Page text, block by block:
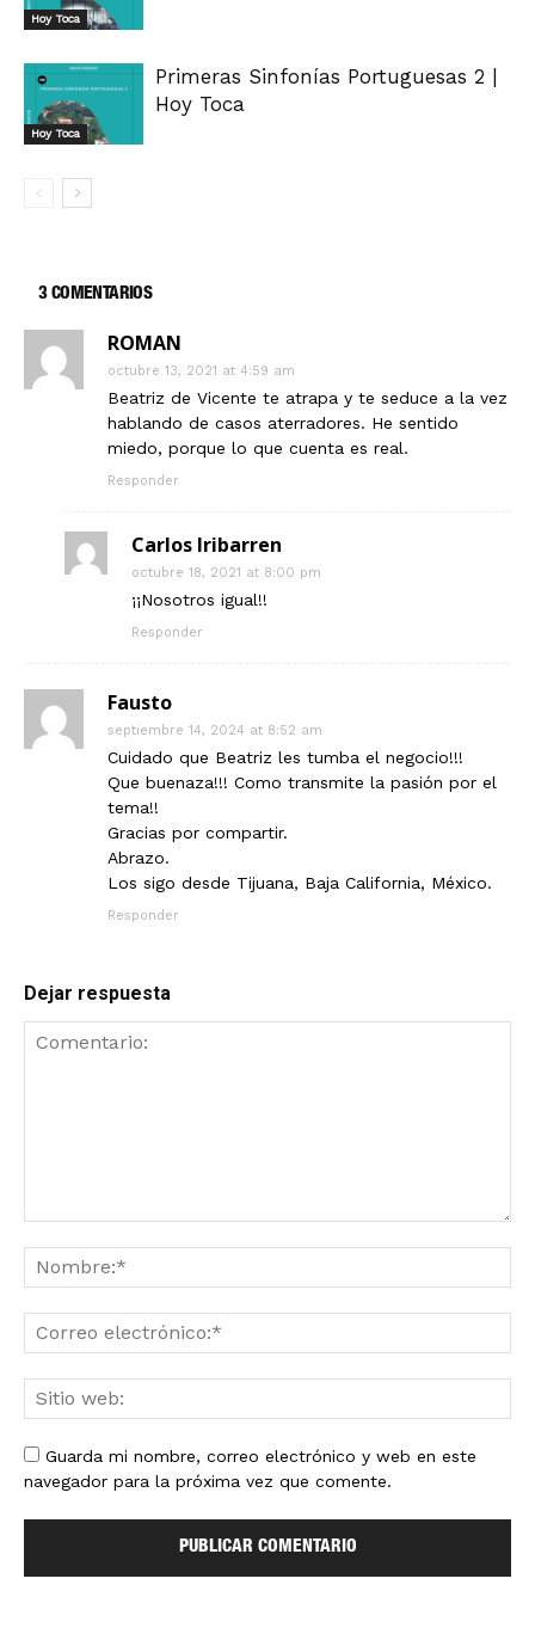
Hoy Toca
Hoy Toca
Primeras Sinfonías Portuguesas 2 |
Hoy Toca
3 COMENTARIOS
ROMAN
octubre 13, 2021 at 4:59 am
Beatriz de Vicente te atrapa y te seduce a la vez
hablando de casos aterradores. He sentido
miedo, porque lo que cuenta es real.
Responder
Carlos Iribarren
octubre 18, 2021 at 8:00 pm
¡¡Nosotros igual!!
Responder
Fausto
septiembre 14, 2024 at 8:52 am
Cuidado que Beatriz les tumba el negocio!!!
Que buenaza!!! Como transmite la pasión por el
tema!!
Gracias por compartir.
Abrazo.
Los sigo desde Tijuana, Baja California, México.
Responder
Dejar respuesta
Guarda mi nombre, correo electrónico y web en este
navegador para la próxima vez que comente.